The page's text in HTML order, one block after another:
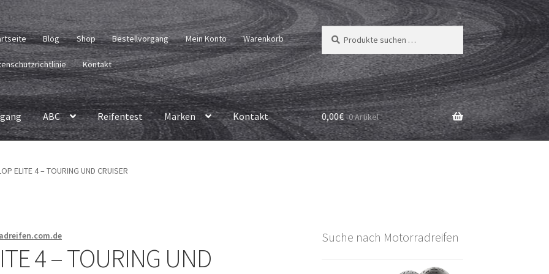
Blog Shop Bestellvorgang Mein Konto Warenkorb
Kontakt
Suchen
nach:
Suchen
ABC Reifentest Marken Kontakt 0,00€ 0 Artikel
ELITE 4 – TOURING UND CRUISER
4 – TOURING UND
Suche nach Motorradreifen